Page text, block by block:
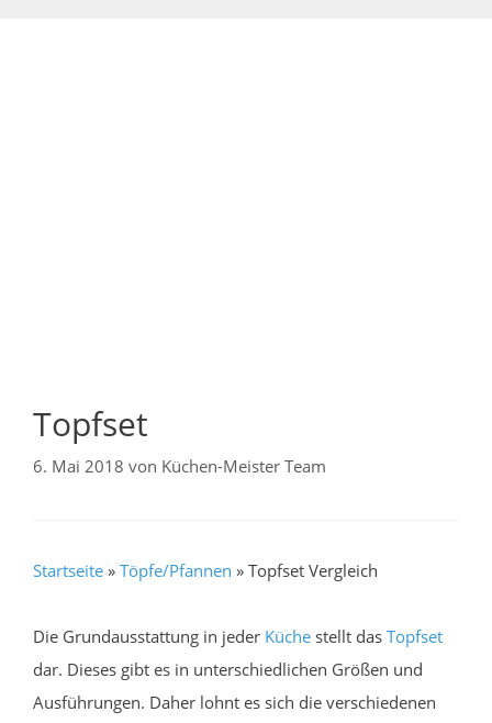
Topfset
6. Mai 2018 von Küchen-Meister Team
Startseite » Töpfe/Pfannen » Topfset Vergleich
Die Grundausstattung in jeder Küche stellt das Topfset
dar. Dieses gibt es in unterschiedlichen Größen und
Ausführungen. Daher lohnt es sich die verschiedenen